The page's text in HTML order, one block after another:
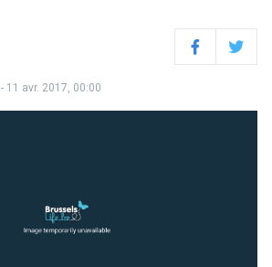
FacebookTwitter
- 11 avr. 2017, 00:00